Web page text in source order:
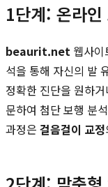
1단계: 온라
beaurit.net 웹사
석을 통해 자신의 발
정확한 진단을 원하
문하여 첨단 보행 분
과정은 걸음걸이 교정